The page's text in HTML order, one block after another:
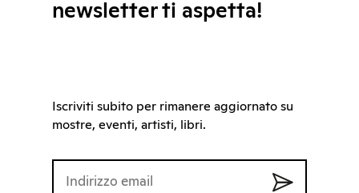
newsletter ti aspetta!
Iscriviti subito per rimanere aggiornato su
mostre, eventi, artisti, libri.